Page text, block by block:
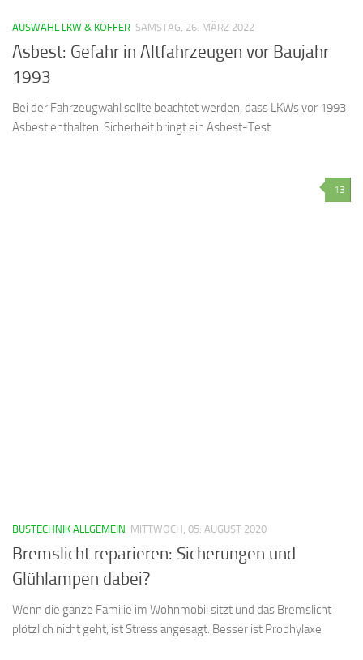
AUSWAHL LKW & KOFFER SAMSTAG, 26. MÄRZ 2022
Asbest: Gefahr in Altfahrzeugen vor Baujahr
1993
Bei der Fahrzeugwahl sollte beachtet werden, dass LKWs vor 1993
Asbest enthalten. Sicherheit bringt ein Asbest-Test.
13
BUSTECHNIK ALLGEMEIN MITTWOCH, 05. AUGUST 2020
Bremslicht reparieren: Sicherungen und
Glühlampen dabei?
Wenn die ganze Familie im Wohnmobil sitzt und das Bremslicht
plötzlich nicht geht, ist Stress angesagt. Besser ist Prophylaxe